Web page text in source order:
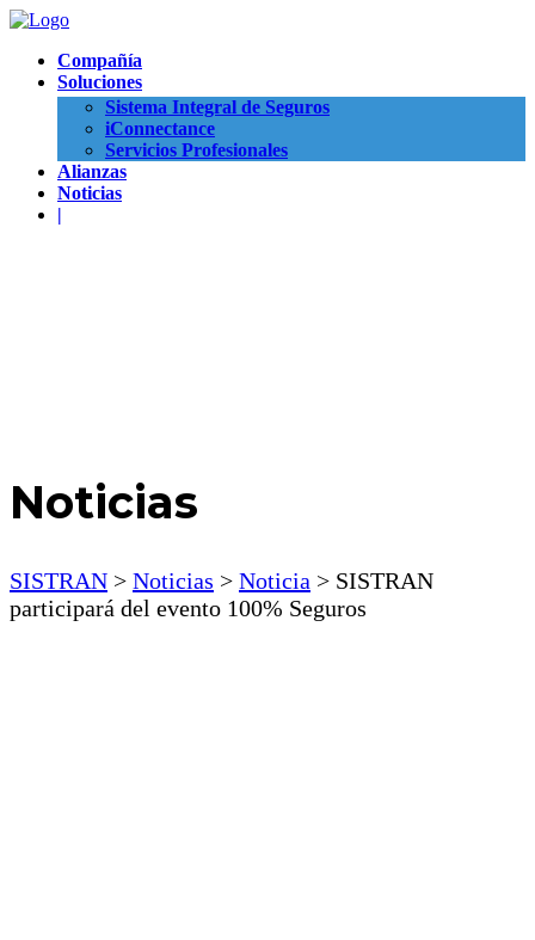
Compañía
Soluciones
Sistema Integral de Seguros
iConnectance
Servicios Profesionales
Alianzas
Noticias
|
Noticias
SISTRAN > Noticias > Noticia > SISTRAN
participará del evento 100% Seguros